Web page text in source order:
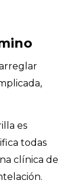
es
todas
clínica de